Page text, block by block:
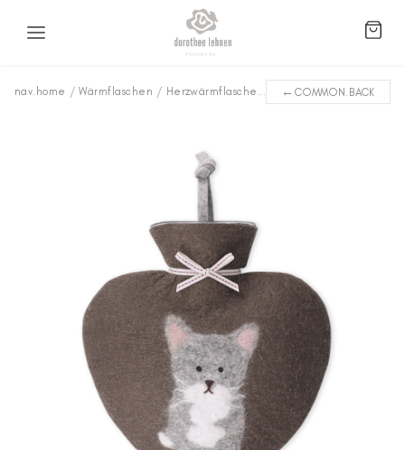
nav.home / Wärmflaschen / Herzwärmflaschen Kitty WFKY-64
←COMMON.BACK